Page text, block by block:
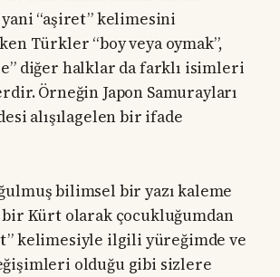
“aşiret” kelimesini
Türkler “boy veya oymak”,
diğer halklar da farklı isimleri
Örneğin Japon Samurayları
alışılagelen bir ifade
bilimsel bir yazı kaleme
Kürt olarak çocukluğumdan
kelimesiyle ilgili yüreğimde ve
olduğu gibi sizlere